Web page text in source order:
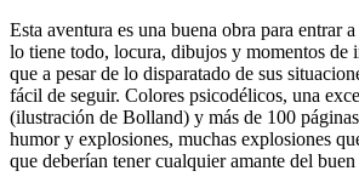
Esta aventura es una buena obra para entrar
lo tiene todo, locura, dibujos y momentos de
que a pesar de lo disparatado de sus
fácil de seguir. Colores psicodélicos, una
(ilustración de Bolland) y más de 100
humor y explosiones, muchas explosiones
que deberían tener cualquier amante del